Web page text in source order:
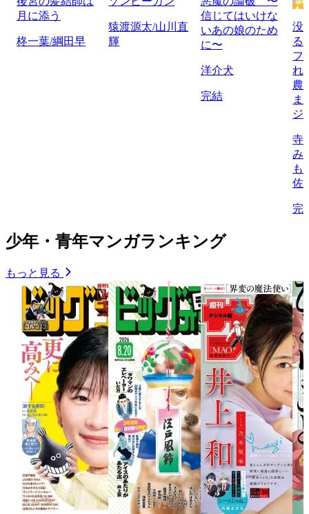
月に添う
柊一葉/綱田早
猿渡源太/山川直
輝
信じてはいけな
いあの娘のため
に〜
洋介犬
完結
没
る
フ
れ
農
ま
ジ
寺
み
も
佐
完
少年・青年マンガランキング
もっと見る